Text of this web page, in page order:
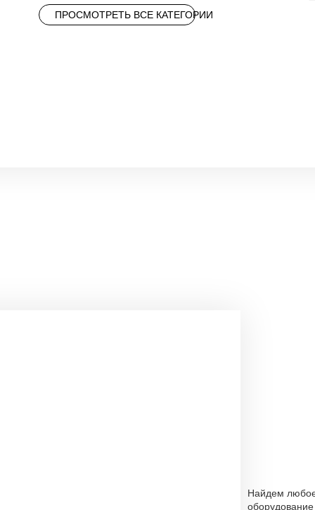
ПРОСМОТРЕТЬ ВСЕ КАТЕГОРИИ
Найдем
оборудование